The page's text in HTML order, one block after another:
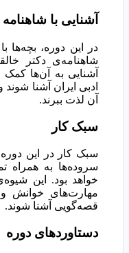
آشنایی با شاهنامه
در این دوره، بچه‌ها
شاهنامه‌ی دکتر
آشنایی به آن‌ها کمک
ادبی ایران آشنا
آن لذت ببرند.
سبک کار
سبک کار در این
سروده‌ها به همراه
خواهد بود. این
مهارت‌های خوانش و
قصه‌گویی آشنا شوند.
دستاوردهای دوره